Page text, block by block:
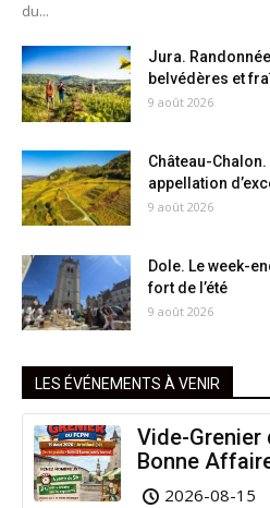
du...
Jura.
belvédères et
9 août 2026
Château-
appellation
9 août 2026
Dole. Le week-
fort de l’été
9 août 2026
LES ÉVÉNEMENTS À VENIR
Vide-Grenier
Bonne
Arinthod !
2026-08-15